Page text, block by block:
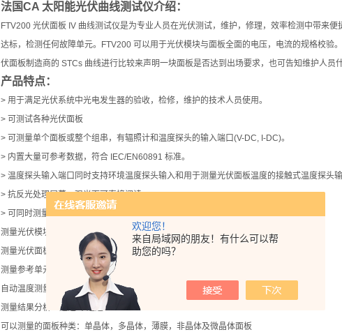
欢迎您！
来自局域网的朋友！有什么可以帮
助您的吗？
法国CA 太阳能光伏曲线测试仪介绍：
FTV200 光伏面板 IV 曲线测试仪是为专业人员在光伏测试，维护，修理，效率检测中带来
达标，检测任何故障单元。FTV200 可以用于光伏模块与面板全面的电压，电流的规格校
伏面板制造商的 STCs 曲线进行比较来声明一块面板是否达到出场要求，也可告知维护人员
产品特点：
> 用于满足光伏系统中光电发生器的验收，检修，维护的技术人员使用。
> 可测试各种光伏面板
> 可测量单个面板或整个组串，有辐照计和温度探头的输入端口(V-DC, I-DC)。
> 内置大量可参考数据，符合 IEC/EN60891 标准。
> 温度探头输入端口同时支持环境温度探头输入和用于测量光伏面板温度的接触式温度探头
> 抗反光处理屏幕，强光下可直接阅读
> 可同时测量多条光伏面板
测量光伏模块或组串的输出电压，测量上限是1,000 VDC
测量光伏面板或组串产生的电流，测量上限是10 ADC
测量参考单元上的光辐照[W/m²]
自动温度测量
测量结果分析：通过/不通过
可以测量的面板种类：单晶体，多晶体，薄膜，非晶体及微晶体面板